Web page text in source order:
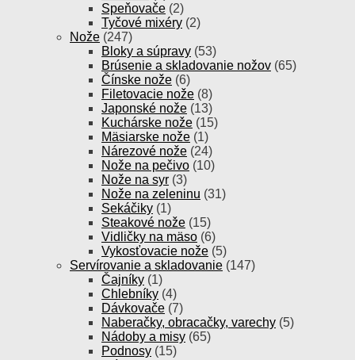
Speňovače (2)
Tyčové mixéry (2)
Nože (247)
Bloky a súpravy (53)
Brúsenie a skladovanie nožov (65)
Čínske nože (6)
Filetovacie nože (8)
Japonské nože (13)
Kuchárske nože (15)
Mäsiarske nože (1)
Nárezové nože (24)
Nože na pečivo (10)
Nože na syr (3)
Nože na zeleninu (31)
Sekáčiky (1)
Steakové nože (15)
Vidličky na mäso (6)
Vykosťovacie nože (5)
Servírovanie a skladovanie (147)
Čajníky (1)
Chlebníky (4)
Dávkovače (7)
Naberačky, obracačky, varechy (5)
Nádoby a misy (65)
Podnosy (15)